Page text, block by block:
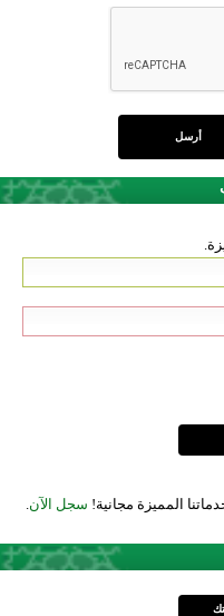
المميزة مجانية! سجل الآن